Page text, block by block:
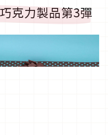
克力製品第3彈